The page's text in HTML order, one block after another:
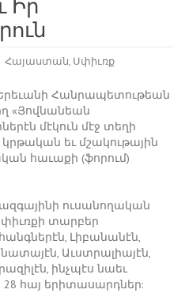
Իր
Հայաստան, Սփիւռք
Երեւանի Հանրապետութեան
«Յովնանեան
մէկուն մէջ տեղի
եւ մշակութային
հաւաքի (ֆորում)
ուսանողական
տարբեր
Լիբանանէն,
Աւստրալիայէն,
ինչպէս նաեւ
հայ երիտասարդներ: